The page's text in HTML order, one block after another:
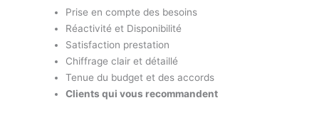
Prise en compte des besoins
Réactivité et Disponibilité
Satisfaction prestation
Chiffrage clair et détaillé
Tenue du budget et des accords
Clients qui vous recommandent